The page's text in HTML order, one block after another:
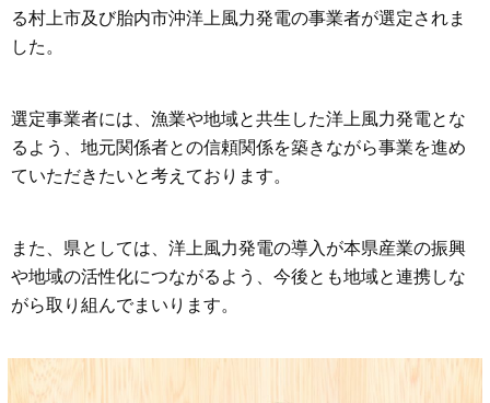
る村上市及び胎内市沖洋上風力発電の事業者が選定されま
した。
選定事業者には、漁業や地域と共生した洋上風力発電とな
るよう、地元関係者との信頼関係を築きながら事業を進め
ていただきたいと考えております。
また、県としては、洋上風力発電の導入が本県産業の振興
や地域の活性化につながるよう、今後とも地域と連携しな
がら取り組んでまいります。